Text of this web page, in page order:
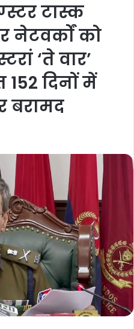
टास्क
नेटवर्कों को
‘ते वार’
दिनों में
बरामद